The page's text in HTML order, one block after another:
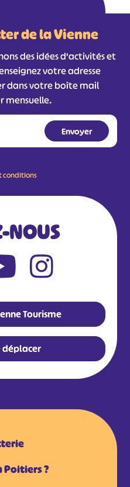
de la Vienne
des idées d'activités et
votre adresse
dans votre boîte mail
mensuelle.
conditions
NOUS
Tourisme
déplacer
Poitiers ?
#
#